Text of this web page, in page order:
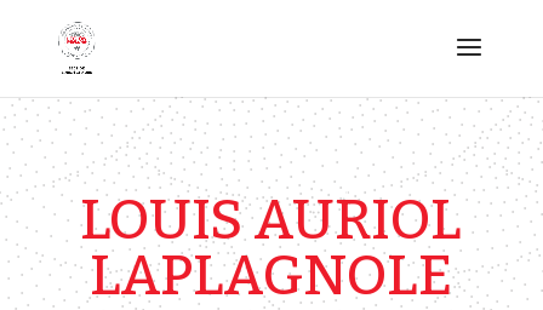
LOUIS AURIOL
LAPLAGNOLE